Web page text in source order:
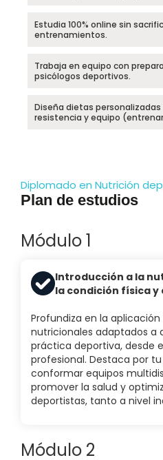
Estudia 100% online sin
entrenamientos.
Trabaja en equipo con
psicólogos deportivos.
Diseña dietas
resistencia y equipo
Diplomado en Nutrición
Plan de estudios
Módulo 1
Introducción a la
la condición física y
Profundiza en la
nutricionales adaptados a
práctica deportiva, desde
profesional. Destaca por
conformar equipos
promover la salud y
deportistas, tanto a nivel
Módulo 2